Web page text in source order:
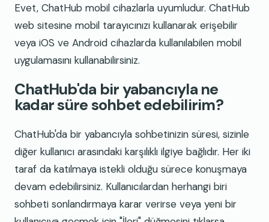
Evet, ChatHub mobil cihazlarla uyumludur. ChatHub
web sitesine mobil tarayıcınızı kullanarak erişebilir
veya iOS ve Android cihazlarda kullanılabilen mobil
uygulamasını kullanabilirsiniz.
ChatHub'da bir yabancıyla ne
kadar süre sohbet edebilirim?
ChatHub'da bir yabancıyla sohbetinizin süresi, sizinle
diğer kullanıcı arasındaki karşılıklı ilgiye bağlıdır. Her iki
taraf da katılmaya istekli olduğu sürece konuşmaya
devam edebilirsiniz. Kullanıcılardan herhangi biri
sohbeti sonlandırmaya karar verirse veya yeni bir